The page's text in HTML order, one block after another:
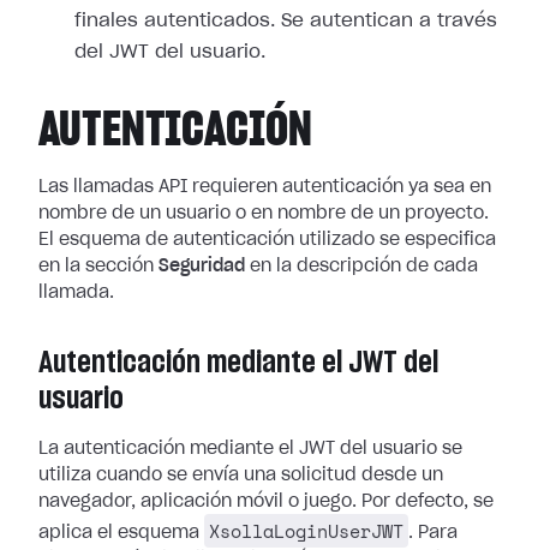
finales autenticados. Se autentican a través
del JWT del usuario.
AUTENTICACIÓN
Las llamadas API requieren autenticación ya sea en
nombre de un usuario o en nombre de un proyecto.
El esquema de autenticación utilizado se especifica
en la sección Seguridad en la descripción de cada
llamada.
Autenticación mediante el JWT del
usuario
La autenticación mediante el JWT del usuario se
utiliza cuando se envía una solicitud desde un
navegador, aplicación móvil o juego. Por defecto, se
aplica el esquema
XsollaLoginUserJWT . Para